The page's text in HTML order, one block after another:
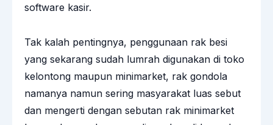
software kasir.
Tak kalah pentingnya, penggunaan rak besi
yang sekarang sudah lumrah digunakan di toko
kelontong maupun minimarket, rak gondola
namanya namun sering masyarakat luas sebut
dan mengerti dengan sebutan rak minimarket